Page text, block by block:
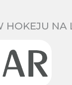
HOKEJU NA